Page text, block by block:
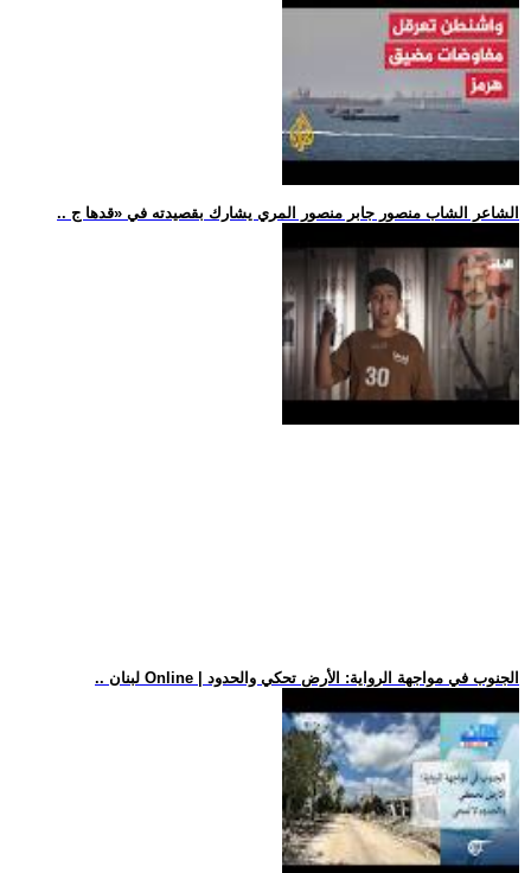
.. الشاعر الشاب منصور جابر منصور المري يشارك بقصيدته في «قدها ج
.. لبنان Online | الجنوب في مواجهة الرواية: الأرض تحكي والحدود